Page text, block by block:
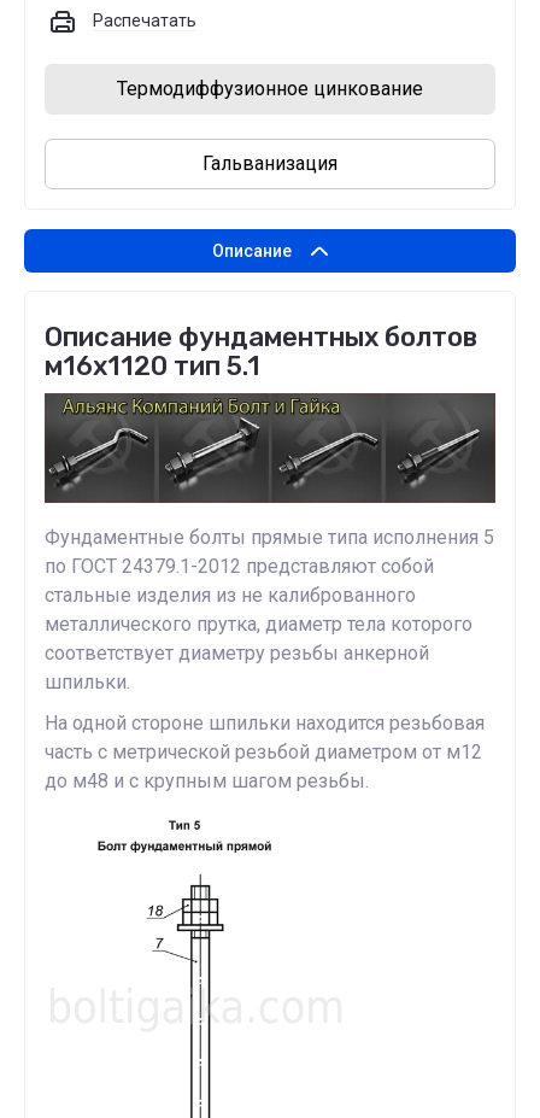
Распечатать
Термодиффузионное цинкование
Гальванизация
Описание
Описание фундаментных болтов
м16х1120 тип 5.1
Фундаментные болты прямые типа исполнения 5
по ГОСТ 24379.1-2012 представляют собой
стальные изделия из не калиброванного
металлического прутка, диаметр тела которого
соответствует диаметру резьбы анкерной
шпильки.
На одной стороне шпильки находится резьбовая
часть с метрической резьбой диаметром от м12
до м48 и с крупным шагом резьбы.